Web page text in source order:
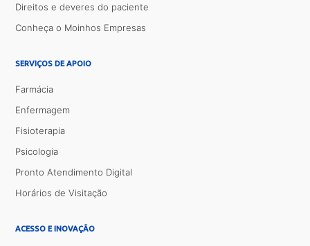
Direitos e deveres do paciente
Conheça o Moinhos Empresas
SERVIÇOS DE APOIO
Farmácia
Enfermagem
Fisioterapia
Psicologia
Pronto Atendimento Digital
Horários de Visitação
ACESSO E INOVAÇÃO